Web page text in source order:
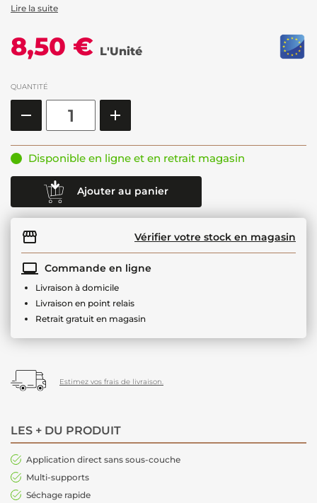
Lire la suite
8,50 € L'Unité
QUANTITÉ
Disponible en ligne et en retrait magasin
Ajouter au panier
Vérifier votre stock en magasin
Commande en ligne
Livraison à domicile
Livraison en point relais
Retrait gratuit en magasin
Estimez vos frais de livraison.
LES + DU PRODUIT
Application direct sans sous-couche
Multi-supports
Séchage rapide